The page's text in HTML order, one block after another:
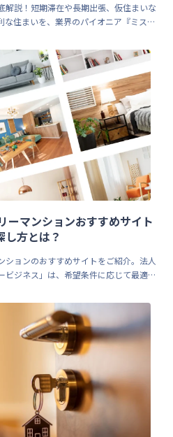
解説！短期滞在や長期出張、仮住まいな
な住まいを、業界のパイオニア『ミスタ
ーマンションおすすめサイト
方とは？
ションのおすすめサイトをご紹介。法人
ビジネス」は、希望条件に応じて最適な